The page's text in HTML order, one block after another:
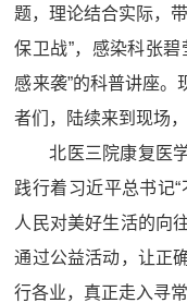
题，理论结合实际，
保卫战”，感染科张
感来袭”的科普讲座。
者们，陆续来到现场
北医三院康复医
践行着习近平总书记
人民对美好生活的向
通过公益活动，让正
行各业，真正走入寻常